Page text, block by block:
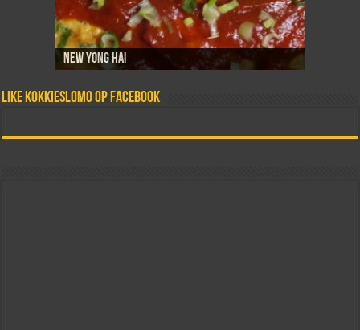
New Yong Hai
Sambal goreng telor
Dadar isi
Martabak telor
Tahoe telor
Like Kokkieslomo op Facebook